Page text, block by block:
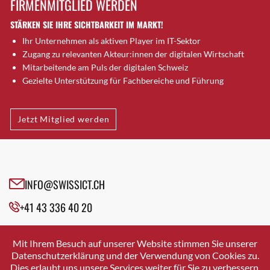
Brugg AG
Brütten
Bubendorf
Bubikon
Buchs (SG)
Bäretswil
Bülach
Cazis
Crissier
Davos Platz
Dierikon
Dietikon
FIRMENMITGLIED WERDEN
STÄRKEN SIE IHRE SICHTBARKEIT IM MARKT!
Ihr Unternehmen als aktiven Player im IT-Sektor
Zugang zu relevanten Akteur:innen der digitalen Wirtschaft
Mitarbeitende am Puls der digitalen Schweiz
Gezielte Unterstützung für Fachbereiche und Führung
Jetzt Mitglied werden
INFO@SWISSICT.CH
+41 43 336 40 20
SWISSICT
VULKANSTRASSE 120
8048 ZURICH
Mit Ihrem Besuch auf unserer Website stimmen Sie unserer
Datenschutzerklärung und der Verwendung von Cookies zu.
Dies erlaubt uns unsere Services weiter für Sie zu verbessern.